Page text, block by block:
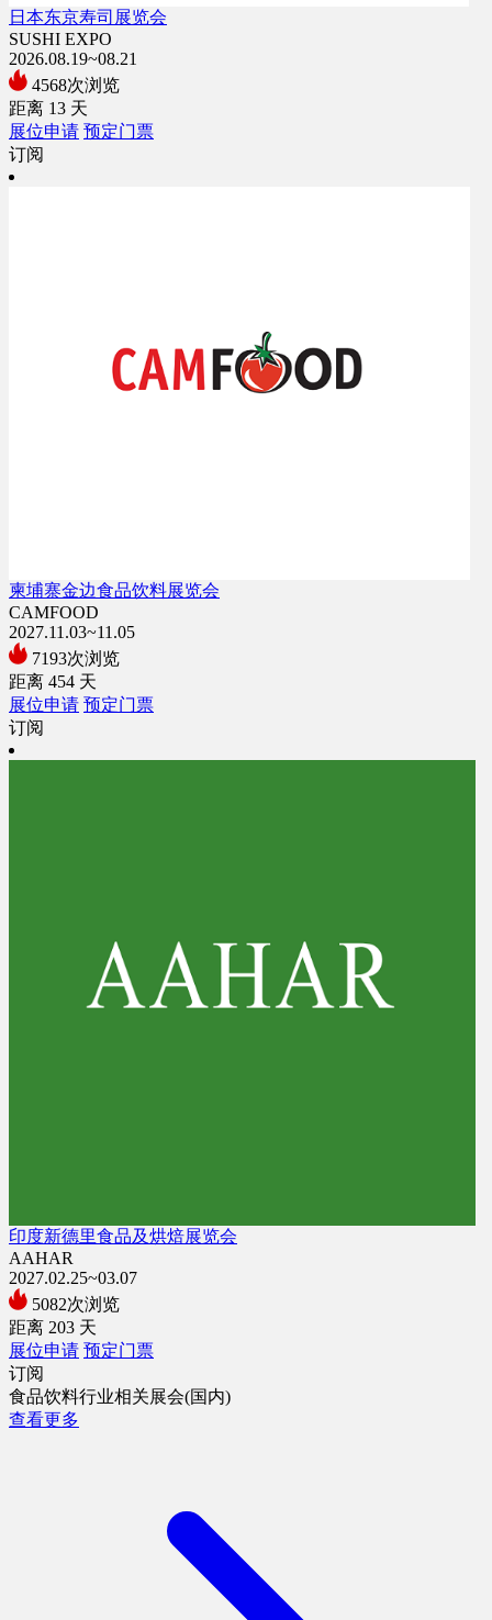
日本东京寿司展览会
SUSHI EXPO
2026.08.19~08.21
4568次浏览
距离 13 天
展位申请 预定门票
订阅
柬埔寨金边食品饮料展览会
CAMFOOD
2027.11.03~11.05
7193次浏览
距离 454 天
展位申请 预定门票
订阅
印度新德里食品及烘焙展览会
AAHAR
2027.02.25~03.07
5082次浏览
距离 203 天
展位申请 预定门票
订阅
食品饮料行业相关展会(国内)
查看更多